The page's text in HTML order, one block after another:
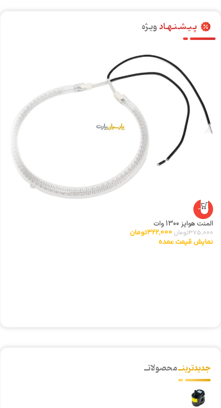
پـیـشـنـهـادویـژه
-14%
المنت هواپز 1300 وات
375,000تومان 322,000تومان
نمایش قیمت عمده
جدیدترینــمحصولاتــ